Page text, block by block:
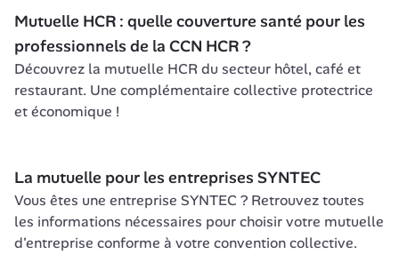
Mutuelle HCR : quelle couverture santé pour les
professionnels de la CCN HCR ?
Découvrez la mutuelle HCR du secteur hôtel, café et
restaurant. Une complémentaire collective protectrice
et économique !
La mutuelle pour les entreprises SYNTEC
Vous êtes une entreprise SYNTEC ? Retrouvez toutes
les informations nécessaires pour choisir votre mutuelle
d'entreprise conforme à votre convention collective.